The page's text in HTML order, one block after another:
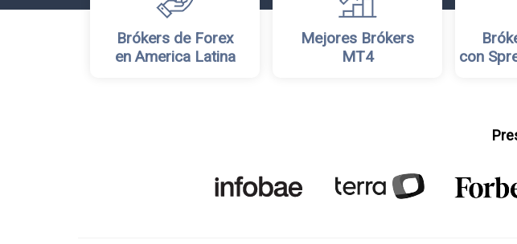
Brókers de Forex
en America Latina
Mejores Brókers
MT4
con